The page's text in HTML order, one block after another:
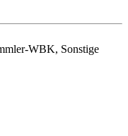
WBK, Sonstige